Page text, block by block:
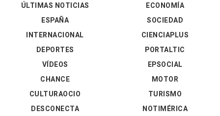
ÚLTIMAS NOTICIAS
ESPAÑA
INTERNACIONAL
DEPORTES
VÍDEOS
ECONOMÍA
SOCIEDAD
CIENCIAPLUS
PORTALTIC
EPSOCIAL
CHANCE
CULTURAOCIO
DESCONECTA
MOTOR
TURISMO
NOTIMÉRICA